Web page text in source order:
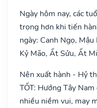
Ngày hôm nay, các
trọng hơn khi tiến
ngày: Canh Ngọ,
Kỷ Mão, Ất Sửu, Ất
Nên xuất hành - Hỷ
TỐT: Hướng Tây
nhiều niềm vui, may